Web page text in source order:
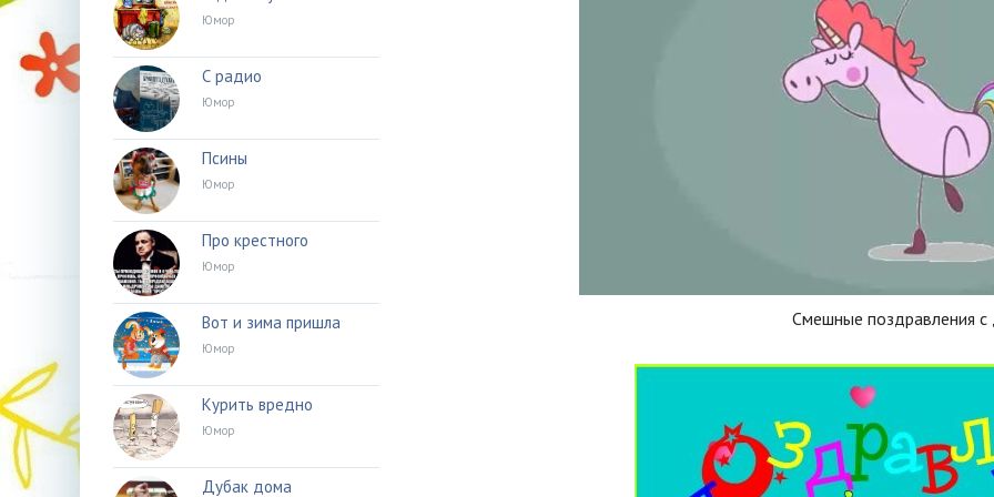
Смешные поздравления с
Юмор
С радио
Юмор
Псины
Юмор
Про крестного
Юмор
Вот и зима пришла
Юмор
Курить вредно
Юмор
Дубак дома